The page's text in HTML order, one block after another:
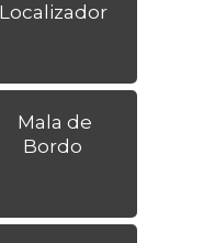
Localizador
Mala de
Bordo